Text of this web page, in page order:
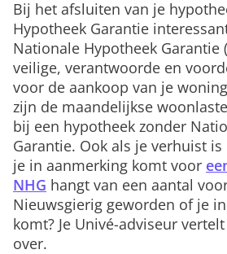
Bij het afsluiten van je
Hypotheek Garantie
Nationale Hypotheek Garantie
veilige, verantwoorde en
voor de aankoop van je
zijn de maandelijkse
bij een hypotheek zonder
Garantie. Ook als je verhuist
je in aanmerking komt voor
NHG hangt van een aantal
Nieuwsgierig geworden of je
komt? Je Univé-adviseur
over.